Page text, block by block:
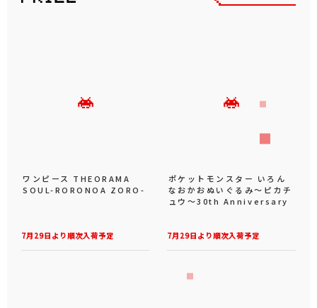
7月29日より順次入荷予定
ワンピース THEORAMA
SOUL-RORONOA ZORO-
7月29日より順次入荷予定
ポケットモンスター いろん
なおかおぬいぐるみ～ピカチ
ュウ～30th Anniversary